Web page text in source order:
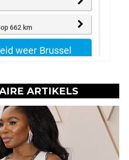
ARTIKELS